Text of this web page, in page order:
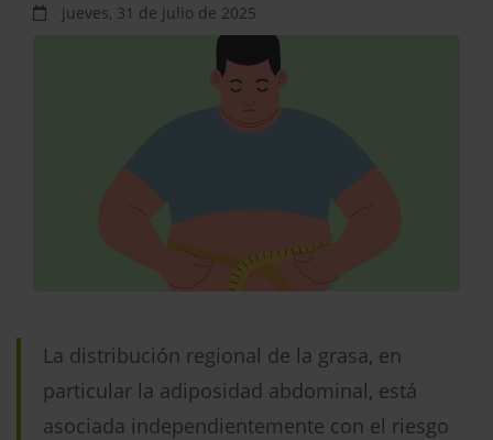
jueves, 31 de julio de 2025
La distribución regional de la grasa, en
particular la adiposidad abdominal, está
asociada independientemente con el riesgo